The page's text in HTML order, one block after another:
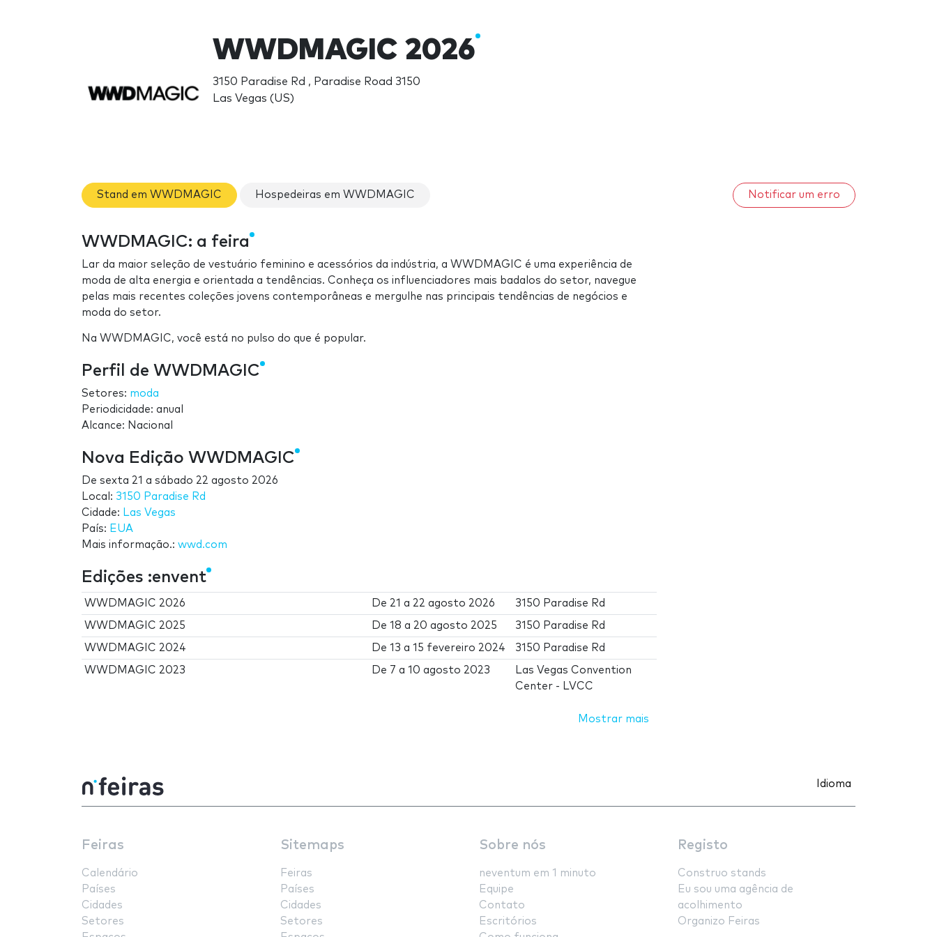
WWDMAGIC 2026
3150 Paradise Rd , Paradise Road 3150
Las Vegas (US)
Stand em WWDMAGIC Hospedeiras em WWDMAGIC Notificar um erro
WWDMAGIC: a feira
Lar da maior seleção de vestuário feminino e acessórios da indústria, a WWDMAGIC é uma experiência de
moda de alta energia e orientada a tendências. Conheça os influenciadores mais badalos do setor, navegue
pelas mais recentes coleções jovens contemporâneas e mergulhe nas principais tendências de negócios e
moda do setor.
Na WWDMAGIC, você está no pulso do que é popular.
Perfil de WWDMAGIC
Setores: moda
Periodicidade: anual
Alcance: Nacional
Nova Edição WWDMAGIC
De sexta 21 a sábado 22 agosto 2026
Local: 3150 Paradise Rd
Cidade: Las Vegas
País: EUA
Mais informação.: wwd.com
Edições :envent
WWDMAGIC 2026 De 21 a 22 agosto 2026 3150 Paradise Rd
WWDMAGIC 2025 De18 a 20 agosto 2025 3150 Paradise Rd
WWDMAGIC 2024 De13 a15 fevereiro 2024 3150 Paradise Rd
WWDMAGIC 2023 De 7 a10 agosto 2023
Las Vegas Convention
Center - LVCC
Mostrar mais
Idioma
Feiras
Calendário
Países
Cidades
Setores
Sitemaps
Feiras
Países
Cidades
Setores
Sobre nós
neventum em 1 minuto
Equipe
Contato
Escritórios
Registo
Construo stands
Eu sou uma agência de
acolhimento
Organizo Feiras